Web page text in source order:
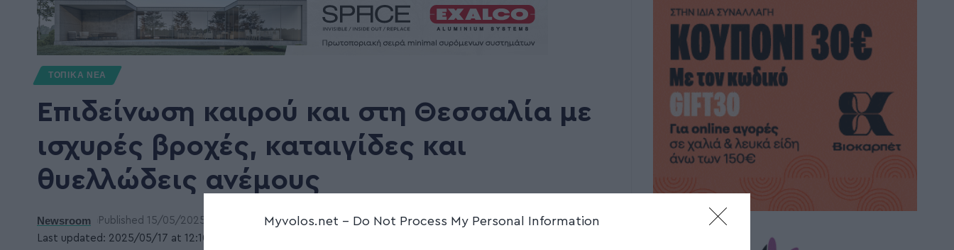
Myvolos.net - Do Not Process My Personal Information
ΤΟΠΙΚΑ ΝΕΑ
Επιδείνωση καιρού και στη Θεσσαλία με
ισχυρές βροχές, καταιγίδες και
θυελλώδεις ανέμους
Last updated: 2025/05/17 at 12:10 ΜΜ
Newsroom Published 15/05/2025